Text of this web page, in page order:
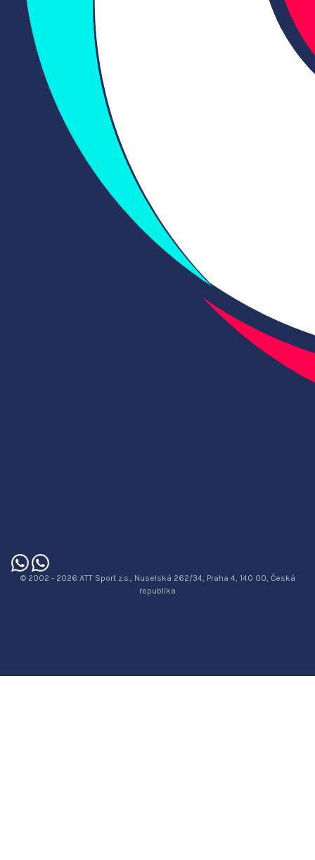
© 2002 - 2026 ATT Sport z.s., Nuselská 262/34, Praha 4, 140 00, Česká
republika